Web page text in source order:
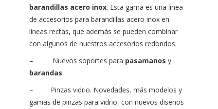
barandillas acero inox. Esta gama es una línea
de accesorios para barandillas acero inox en
líneas rectas, que además se pueden combinar
con algunos de nuestros accesorios redondos.
– Nuevos soportes para pasamanos y
barandas.
– Pinzas vidrio. Novedades, más modelos y
gamas de pinzas para vidrio, con nuevos diseños